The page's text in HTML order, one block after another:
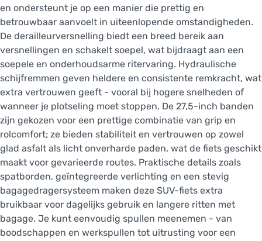
en ondersteunt je op een manier die prettig en
betrouwbaar aanvoelt in uiteenlopende omstandigheden.
De derailleurversnelling biedt een breed bereik aan
versnellingen en schakelt soepel, wat bijdraagt aan een
soepele en onderhoudsarme ritervaring. Hydraulische
schijfremmen geven heldere en consistente remkracht, wat
extra vertrouwen geeft - vooral bij hogere snelheden of
wanneer je plotseling moet stoppen. De 27,5-inch banden
zijn gekozen voor een prettige combinatie van grip en
rolcomfort; ze bieden stabiliteit en vertrouwen op zowel
glad asfalt als licht onverharde paden, wat de fiets geschikt
maakt voor gevarieerde routes. Praktische details zoals
spatborden, geïntegreerde verlichting en een stevig
bagagedragersysteem maken deze SUV-fiets extra
bruikbaar voor dagelijks gebruik en langere ritten met
bagage. Je kunt eenvoudig spullen meenemen - van
boodschappen en werkspullen tot uitrusting voor een